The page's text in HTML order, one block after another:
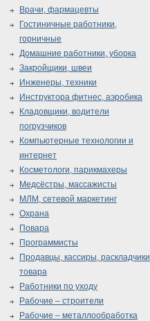
Врачи, фармацевты
Гостиничные работники,
горничные
Домашние работники, уборка
Закройщики, швеи
Инженеры, техники
Инструктора фитнес, аэробика
Кладовщики, водители
погрузчиков
Компьютерные технологии и
интернет
Косметологи, парикмахеры
Медсёстры, массажисты
МЛМ, сетевой маркетинг
Охрана
Повара
Программисты
Продавцы, кассиры, раскладчики
товара
Работники по уходу
Рабочие – строители
Рабочие – металлообработка